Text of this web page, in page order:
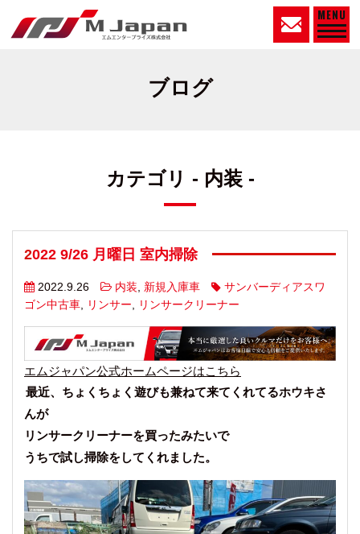
MENU
ブログ
カテゴリ - 内装 -
2022 9/26 月曜日 室内掃除
2022.9.26 内装, 新規入庫車
サンバーディアスワ
ゴン中古車, リンサー, リンサークリーナー
エムジャパン公式ホームページはこちら
最近、ちょくちょく遊びも兼ねて来てくれてるホウキさ
んが
リンサークリーナーを買ったみたいで
うちで試し掃除をしてくれました。